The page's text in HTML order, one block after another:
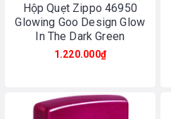
Hộp Quẹt Zippo 46950
Glowing Goo Design Glow
In The Dark Green
1.220.000₫